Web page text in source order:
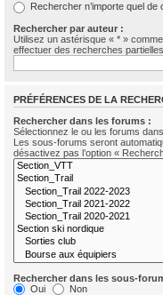
Rechercher n’importe quel de
Rechercher par auteur :
Utilisez un astérisque « * »
effectuer des recherches partielles.
PRÉFÉRENCES DE LA
Rechercher dans les forums :
Sélectionnez le ou les forums
Les sous-forums seront
désactivez pas l’option «
Rechercher dans les sous-
Oui
Non